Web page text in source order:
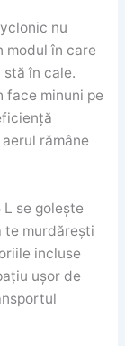
nu
modul în care
în cale.
face minuni pe
rămâne
L se golește
te murdărești
incluse
ușor de